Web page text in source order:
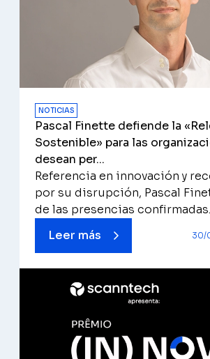
NOTICIAS
Pascal Finette defiende la
Sostenible» para las
desean per...
Referencia en innovación y
por su disrupción, Pascal
de las presencias
Leer más
30/